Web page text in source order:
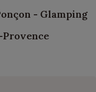
- Glamping